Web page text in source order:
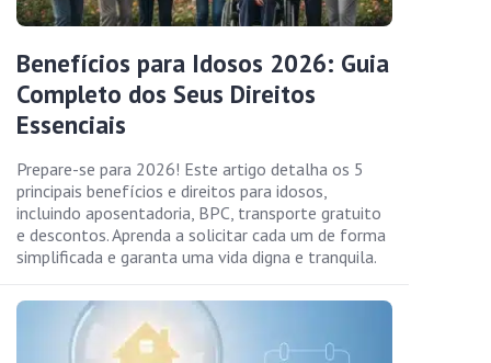
Benefícios para Idosos 2026: Guia
Completo dos Seus Direitos
Essenciais
Prepare-se para 2026! Este artigo detalha os 5
principais benefícios e direitos para idosos,
incluindo aposentadoria, BPC, transporte gratuito
e descontos. Aprenda a solicitar cada um de forma
simplificada e garanta uma vida digna e tranquila.